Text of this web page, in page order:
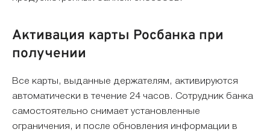
Активация карты Росбанка при
получении
Все карты, выданные держателям, активируются
автоматически в течение 24 часов. Сотрудник банка
самостоятельно снимает установленные
ограничения, и после обновления информации в